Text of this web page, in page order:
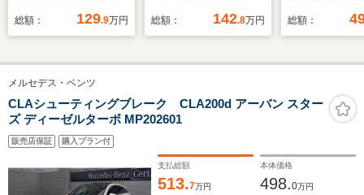
ビ スーパースライド
ワースライドドア
LEDヘッド ETC
総額： 129.9万円
4WD＆VXU227NBiナ
＆ミュージックサーバ
両側PWスライドドア
＆ETC
総額： 142.8万円 総額：
メルセデス・ベンツ
CLAシューティングブレーク CLA200d アーバン スター
ズ ディーゼルターボ MP202601
販売店保証 購入プラン付
支払総額
513.7万円
本体価格
498.0万円